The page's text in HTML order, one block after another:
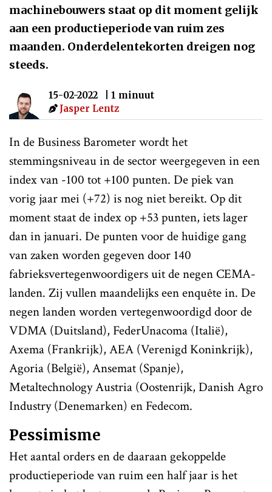
machinebouwers staat op dit moment gelijk
aan een productieperiode van ruim zes
maanden. Onderdelentekorten dreigen nog
steeds.
15-02-2022
| 1 minuut
Jasper Lentz
In de Business Barometer wordt het
stemmingsniveau in de sector weergegeven in een
index van -100 tot +100 punten. De piek van
vorig jaar mei (+72) is nog niet bereikt. Op dit
moment staat de index op +53 punten, iets lager
dan in januari. De punten voor de huidige gang
van zaken worden gegeven door 140
fabrieksvertegenwoordigers uit de negen CEMA-
landen. Zij vullen maandelijks een enquête in. De
negen landen worden vertegenwoordigd door de
VDMA (Duitsland), FederUnacoma (Italië),
Axema (Frankrijk), AEA (Verenigd Koninkrijk),
Agoria (België), Ansemat (Spanje),
Metaltechnology Austria (Oostenrijk, Danish Agro
Industry (Denemarken) en Fedecom.
Pessimisme
Het aantal orders en de daaraan gekoppelde
productieperiode van ruim een half jaar is het